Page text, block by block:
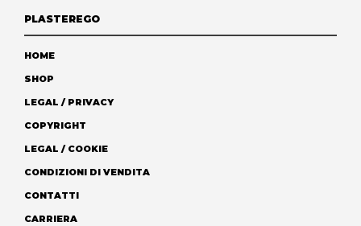
PLASTEREGO
HOME
SHOP
LEGAL / PRIVACY
COPYRIGHT
LEGAL / COOKIE
CONDIZIONI DI VENDITA
CONTATTI
CARRIERA